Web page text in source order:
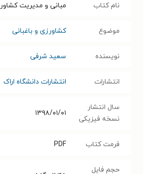
نام کتاب مبانی و مدیریت
موضوع کشاورزی و باغبانی
نویسنده سعید شرفی
انتشارات انتشارات دانشگاه اراک
سال انتشار
نسخه فیزیکی
۱۳۹۸/۰۱/۰۱
فرمت کتاب PDF
حجم فایل